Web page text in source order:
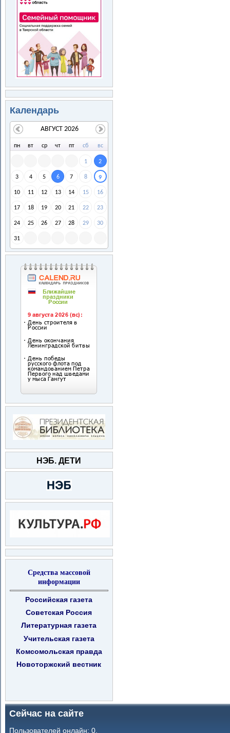
Календарь
пн вт ср чт пт сб вс
1 2
3 4 5 6 7 8 9
10 11 12 13 14 15 16
17 18 19 20 21 22 23
24 25 26 27 28 29 30
31
АВГУСТ 2026
НЭБ. ДЕТИ
Средства массовой
информации
Российская газета
Советская Россия
Литературная газета
Учительская газета
Комсомольская правда
Новоторжский вестник
Сейчас на сайте
Пользователей онлайн: 0.